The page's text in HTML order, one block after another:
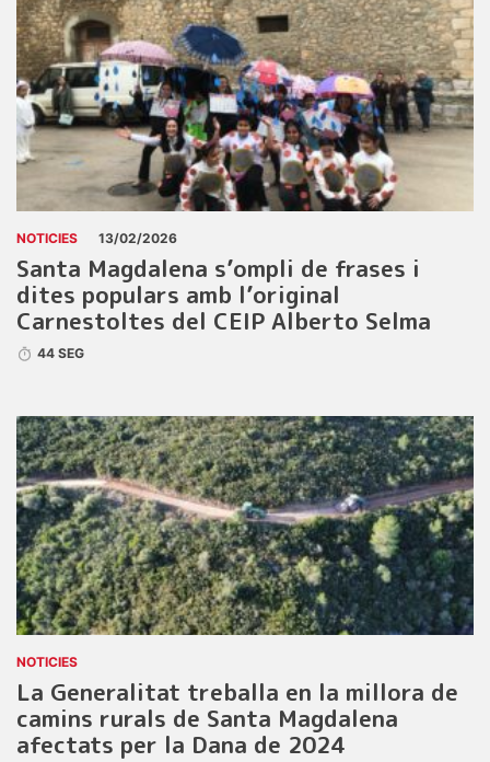
NOTICIES 13/02/2026
Santa Magdalena s’ompli de frases i
dites populars amb l’original
Carnestoltes del CEIP Alberto Selma
44 SEG
NOTICIES
La Generalitat treballa en la millora de
camins rurals de Santa Magdalena
afectats per la Dana de 2024